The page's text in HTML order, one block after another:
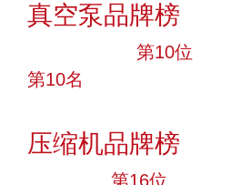
真空泵品牌榜
第10位
第10名
压缩机品牌榜
第16位